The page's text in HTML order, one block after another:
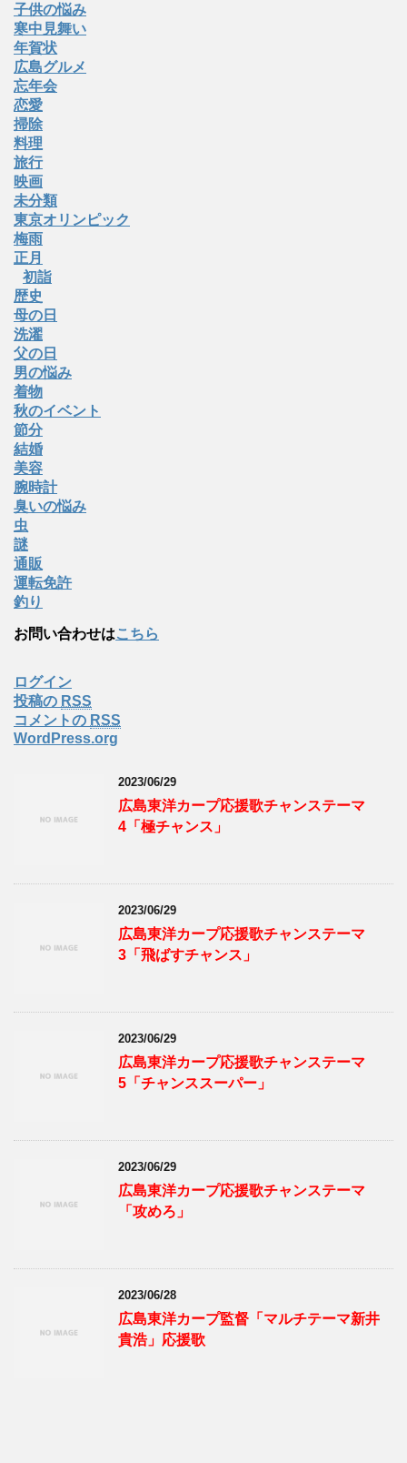
子供の悩み
寒中見舞い
年賀状
広島グルメ
忘年会
恋愛
掃除
料理
旅行
映画
未分類
東京オリンピック
梅雨
正月
初詣
歴史
母の日
洗濯
父の日
男の悩み
着物
秋のイベント
節分
結婚
美容
腕時計
臭いの悩み
虫
謎
通販
運転免許
釣り
お問い合わせはこちら
ログイン
投稿の RSS
コメントの RSS
WordPress.org
2023/06/29
広島東洋カープ応援歌チャンステーマ
4「極チャンス」
2023/06/29
広島東洋カープ応援歌チャンステーマ
3「飛ばすチャンス」
2023/06/29
広島東洋カープ応援歌チャンステーマ
5「チャンススーパー」
2023/06/29
広島東洋カープ応援歌チャンステーマ
「攻めろ」
2023/06/28
広島東洋カープ監督「マルチテーマ新井
貴浩」応援歌